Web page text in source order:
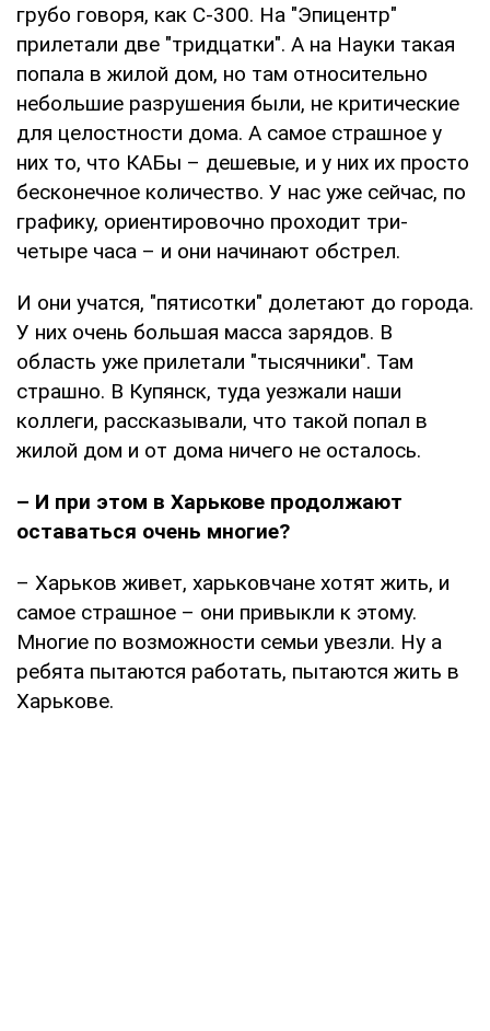
грубо говоря, как С-300. На "Эпицентр"
прилетали две "тридцатки". А на Науки такая
попала в жилой дом, но там относительно
небольшие разрушения были, не критические
для целостности дома. А самое страшное у
них то, что КАБы – дешевые, и у них их просто
бесконечное количество. У нас уже сейчас, по
графику, ориентировочно проходит три-
четыре часа – и они начинают обстрел.
И они учатся, "пятисотки" долетают до города.
У них очень большая масса зарядов. В
область уже прилетали "тысячники". Там
страшно. В Купянск, туда уезжали наши
коллеги, рассказывали, что такой попал в
жилой дом и от дома ничего не осталось.
– И при этом в Харькове продолжают
оставаться очень многие?
– Харьков живет, харьковчане хотят жить, и
самое страшное – они привыкли к этому.
Многие по возможности семьи увезли. Ну а
ребята пытаются работать, пытаются жить в
Харькове.